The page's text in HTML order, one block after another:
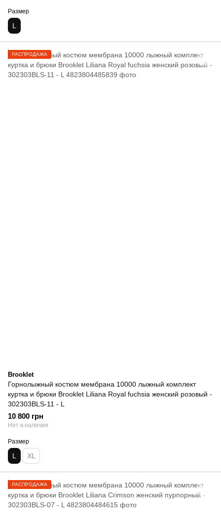
Размер
L
РАСПРОДАЖА
Brooklet
Горнолыжный костюм мембрана 10000 лыжный комплект
куртка и брюки Brooklet Liliana Royal fuchsia женский розовый -
302303BLS-11 - L
10 800 грн
Нет в наличии
Размер
L XL
РАСПРОДАЖА